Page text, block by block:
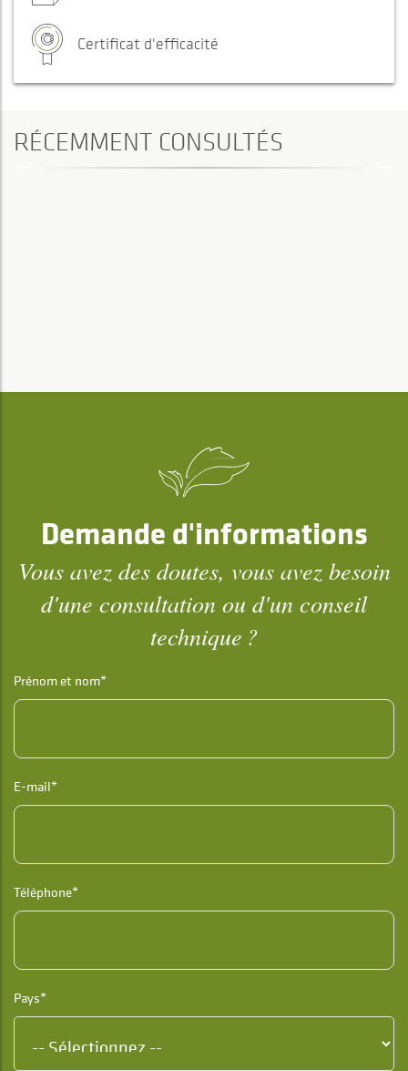
Certificat d'efficacité
RÉCEMMENT CONSULTÉS
Demande d'informations
Vous avez des doutes, vous avez besoin
d'une consultation ou d'un conseil
technique ?
Prénom et nom*
E-mail*
Téléphone*
Pays*